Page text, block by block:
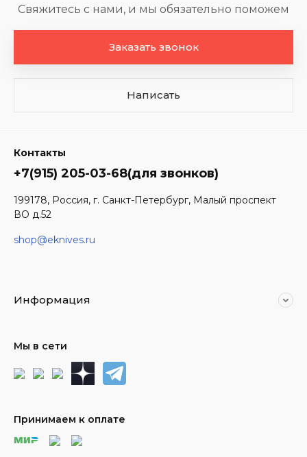
Свяжитесь с нами, и мы обязательно поможем
Заказать звонок
Написать
Контакты
+7(915) 205-03-68(для звонков)
199178, Россия, г. Санкт-Петербург, Малый проспект
ВО д.52
shop@eknives.ru
Информация
Мы в сети
Принимаем к оплате